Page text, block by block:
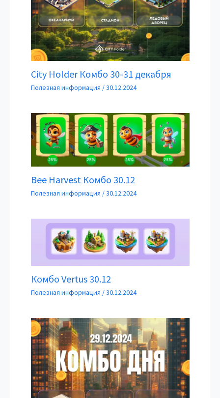
City Holder Комбо 30-31 декабря
Полезная информация /30.12.2024
Bee Harvest Комбо 30.12
Полезная информация /30.12.2024
Комбо Vertus 30.12
Полезная информация /30.12.2024